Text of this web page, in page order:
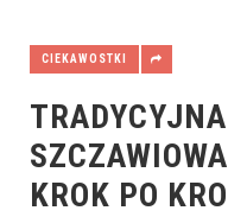
CIEKAWOSTKI
KROK PO